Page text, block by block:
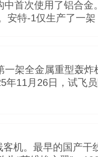
首次使用了铝合
安特-1仅生产了一架
一架全金属重型轰
年11月26日，试飞
机。最早的国产